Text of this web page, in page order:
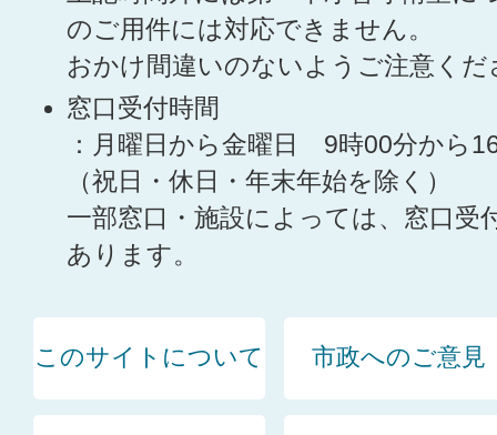
のご用件には対応できません。
おかけ間違いのないようご注意くだ
窓口受付時間
：月曜日から金曜日 9時00分から
（祝日・休日・年末年始を除く）
一部窓口・施設によっては、窓口受
あります。
このサイトについて 市政へのご意見